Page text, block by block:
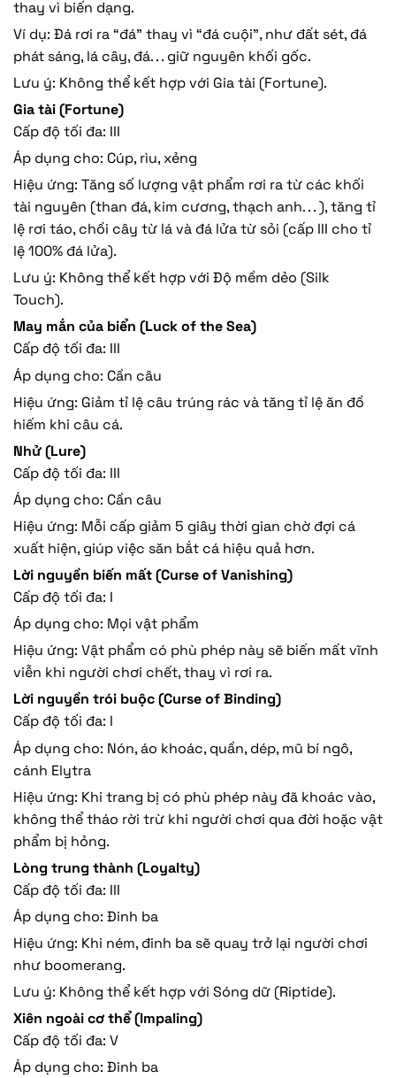
thay vì biến dạng.
Ví dụ: Đá rơi ra “đá” thay vì “đá cuội”, như đất sét, đá
phát sáng, lá cây, đá. . . giữ nguyên khối gốc.
Lưu ý: Không thể kết hợp với Gia tài (Fortune).
Gia tài (Fortune)
Cấp độ tối đa: III
Áp dụng cho: Cúp, rìu, xẻng
Hiệu ứng: Tăng số lượng vật phẩm rơi ra từ các khối
tài nguyên (than đá, kim cương, thạch anh. . . ), tăng tỉ
lệ rơi táo, chồi cây từ lá và đá lửa từ sỏi (cấp III cho tỉ
lệ 100% đá lửa).
Lưu ý: Không thể kết hợp với Độ mềm dẻo (Silk
Touch).
May mắn của biển (Luck of the Sea)
Cấp độ tối đa: III
Áp dụng cho: Cần câu
Hiệu ứng: Giảm tỉ lệ câu trúng rác và tăng tỉ lệ ăn đồ
hiếm khi câu cá.
Nhử (Lure)
Cấp độ tối đa: III
Áp dụng cho: Cần câu
Hiệu ứng: Mỗi cấp giảm 5 giây thời gian chờ đợi cá
xuất hiện, giúp việc săn bắt cá hiệu quả hơn.
Lời nguyền biến mất (Curse of Vanishing)
Cấp độ tối đa: I
Áp dụng cho: Mọi vật phẩm
Hiệu ứng: Vật phẩm có phù phép này sẽ biến mất vĩnh
viễn khi người chơi chết, thay vì rơi ra.
Lời nguyền trói buộc (Curse of Binding)
Cấp độ tối đa: I
Áp dụng cho: Nón, áo khoác, quần, dép, mũ bí ngô,
cánh Elytra
Hiệu ứng: Khi trang bị có phù phép này đã khoác vào,
không thể tháo rời trừ khi người chơi qua đời hoặc vật
phẩm bị hỏng.
Lòng trung thành (Loyalty)
Cấp độ tối đa: III
Áp dụng cho: Đinh ba
Hiệu ứng: Khi ném, đinh ba sẽ quay trở lại người chơi
như boomerang.
Lưu ý: Không thể kết hợp với Sóng dữ (Riptide).
Xiên ngoài cơ thể (Impaling)
Cấp độ tối đa: V
Áp dụng cho: Đinh ba